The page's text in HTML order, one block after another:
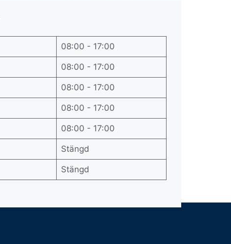
08:00 - 17:00
08:00 - 17:00
08:00 - 17:00
08:00 - 17:00
08:00 - 17:00
Stängd
Stängd